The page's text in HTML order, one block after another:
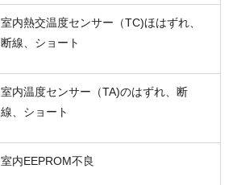
室内熱交温度センサー（TC)ほはずれ、
断線、ショート
室内温度センサー（TA)のはずれ、断
線、ショート
室内EEPROM不良